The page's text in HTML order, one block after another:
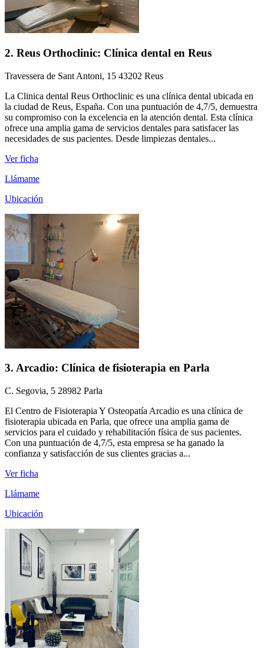
2. Reus Orthoclinic: Clínica dental en Reus
Travessera de Sant Antoni, 15 43202 Reus
La Clinica dental Reus Orthoclinic es una clínica dental ubicada en
la ciudad de Reus, España. Con una puntuación de 4,7/5, demuestra
su compromiso con la excelencia en la atención dental. Esta clínica
ofrece una amplia gama de servicios dentales para satisfacer las
necesidades de sus pacientes. Desde limpiezas dentales...
Ver ficha
Llámame
Ubicación
3. Arcadio: Clínica de fisioterapia en Parla
C. Segovia, 5 28982 Parla
El Centro de Fisioterapia Y Osteopatía Arcadio es una clínica de
fisioterapia ubicada en Parla, que ofrece una amplia gama de
servicios para el cuidado y rehabilitación física de sus pacientes.
Con una puntuación de 4,7/5, esta empresa se ha ganado la
confianza y satisfacción de sus clientes gracias a...
Ver ficha
Llámame
Ubicación